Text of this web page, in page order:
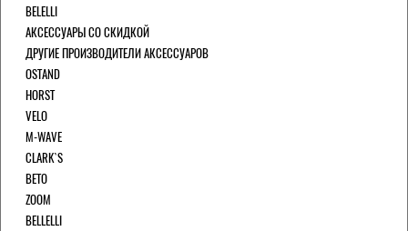
BELELLI
АКСЕССУАРЫ СО СКИДКОЙ
ДРУГИЕ ПРОИЗВОДИТЕЛИ АКСЕССУАРОВ
OSTAND
HORST
VELO
M-WAVE
CLARK`S
BETO
ZOOM
BELLELLI